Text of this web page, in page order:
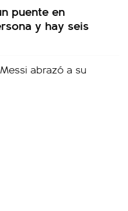
puente en
y hay seis